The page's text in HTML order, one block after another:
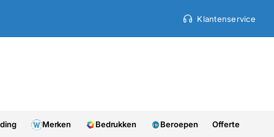
Klantenservice
Merken Bedrukken Beroepen Offerte